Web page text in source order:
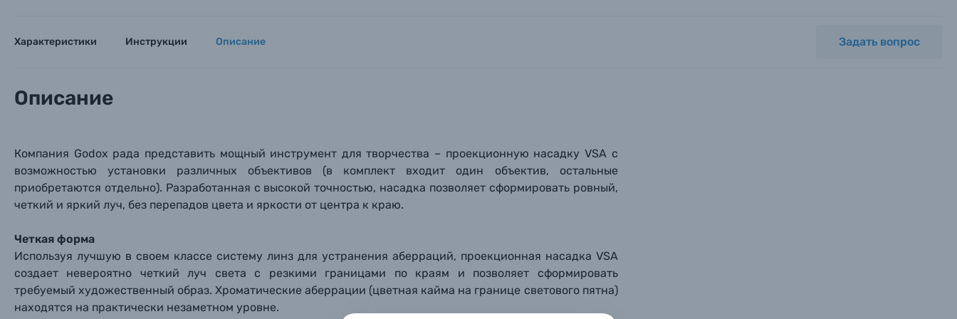
Мы постараемся ответить как можно скорее.
Мы постараемся ответить как можно скорее.
Каталог товаров
Пленочные фотоаппараты
Фотокамеры моментальной печати
Видеокамеры
Объективы для фотоаппаратов
Характеристики Инструкции Описание Задать вопрос
Описание
Компания Godox рада представить мощный инструмент для творчества – проекционную насадку VSA с
возможностью установки различных объективов (в комплект входит один объектив, остальные
приобретаются отдельно). Разработанная с высокой точностью, насадка позволяет сформировать ровный,
четкий и яркий луч, без перепадов цвета и яркости от центра к краю.
Четкая форма
Используя лучшую в своем классе систему линз для устранения аберраций, проекционная насадка VSA
создает невероятно четкий луч света с резкими границами по краям и позволяет сформировать
требуемый художественный образ. Хроматические аберрации (цветная кайма на границе светового пятна)
находятся на практически незаметном уровне.
Мы постараемся ответить как можно скорее.